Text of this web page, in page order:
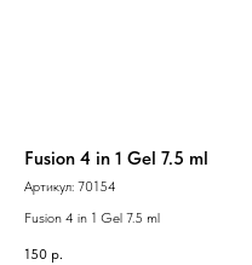
Fusion 4 in 1 Gel 7.5 ml
Артикул: 70154
Fusion 4 in 1 Gel 7.5 ml
150 р.